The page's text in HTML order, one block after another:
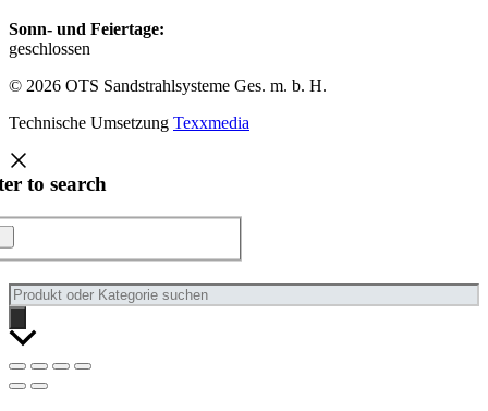
Sonn- und Feiertage:
geschlossen
© 2026 OTS Sandstrahlsysteme Ges. m. b. H.
Technische Umsetzung Texxmedia
to search
Products
search